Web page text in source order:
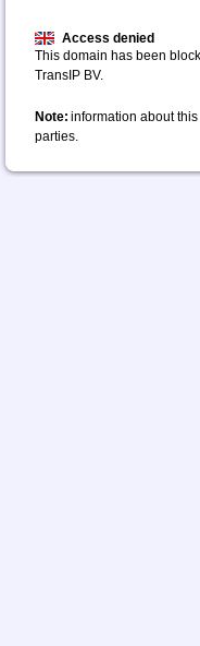
Access denied
This domain has been
TransIP BV.
Note: information about
parties.